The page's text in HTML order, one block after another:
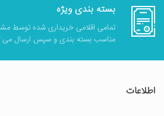
بسته بندی ویژه
تمامی اقلامی خریداری شده توسط
مناسب بسته بندی و سپس ارسال می
اطلاعات